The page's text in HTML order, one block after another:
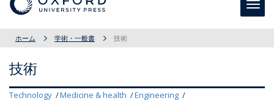
ホーム 学術・一般書 技術
技術
Technology Medicine & health
Engineering